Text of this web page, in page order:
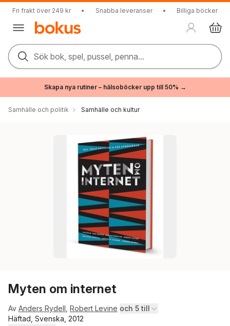
Fri frakt över 249 kr • Snabba leveranser • Billiga böcker
Sök bok, spel, pussel, penna...
Skapa nya rutiner – hälsoböcker upp till 50% →
Samhälle och politik Samhälle och kultur
Myten om internet
Av Anders Rydell Robert Levine och 5 till
Häftad, Svenska, 2012